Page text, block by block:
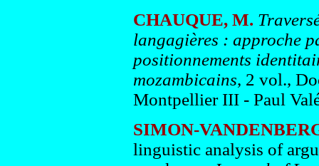
CHAUQUE, M.
langagières : approche
positionnements
mozambicains, 2 vol.,
Montpellier III - Paul
SIMON-
linguistic analysis of